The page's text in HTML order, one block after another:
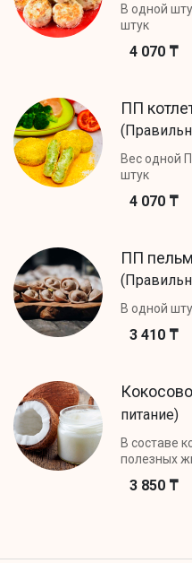
В одной
штук
4 070 ₸
ПП
Вес одной
штук
4 070 ₸
ПП
В одной
3 410 ₸
питание)
В составе
полезных
3 850 ₸